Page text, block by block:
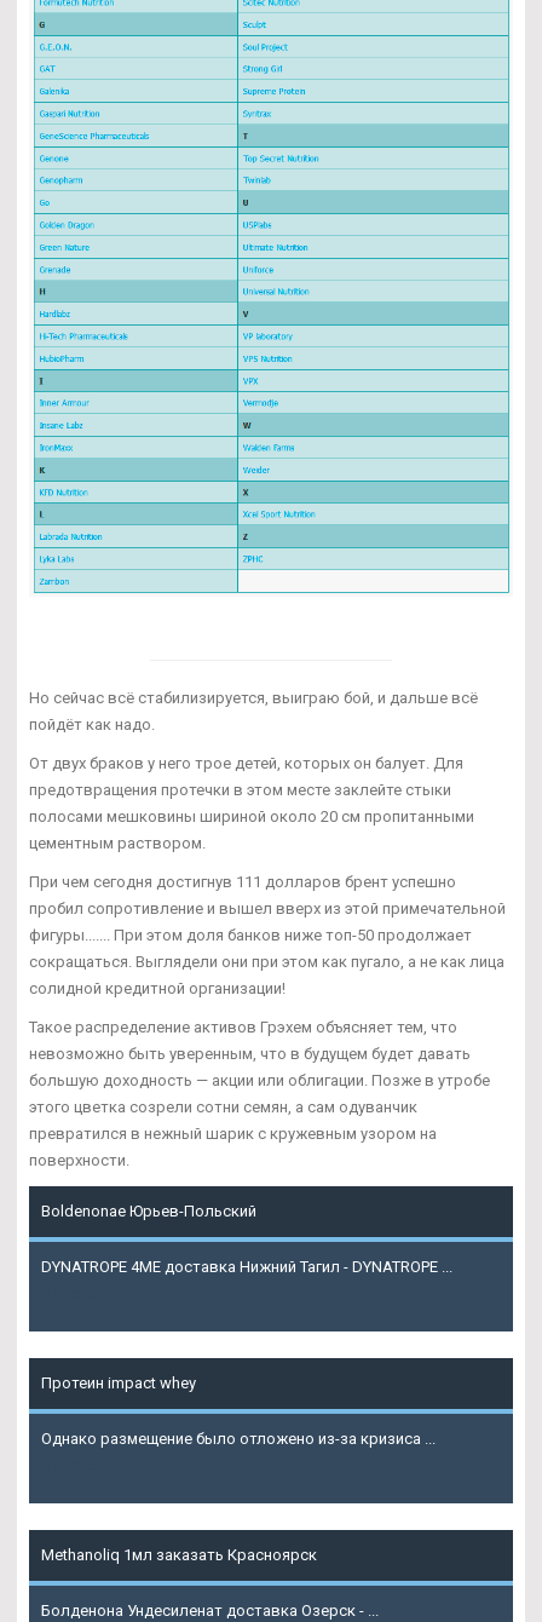
Но сейчас всё стабилизируется, выиграю бой, и дальше всё
пойдёт как надо.
От двух браков у него трое детей, которых он балует. Для
предотвращения протечки в этом месте заклейте стыки
полосами мешковины шириной около 20 см пропитанными
цементным раствором.
При чем сегодня достигнув 111 долларов брент успешно
пробил сопротивление и вышел вверх из этой примечательной
фигуры....... При этом доля банков ниже топ-50 продолжает
сокращаться. Выглядели они при этом как пугало, а не как лица
солидной кредитной организации!
Такое распределение активов Грэхем объясняет тем, что
невозможно быть уверенным, что в будущем будет давать
большую доходность — акции или облигации. Позже в утробе
этого цветка созрели сотни семян, а сам одуванчик
превратился в нежный шарик с кружевным узором на
поверхности.
Boldenonae Юрьев-Польский
DYNATROPE 4ME доставка Нижний Тагил - DYNATROPE ...
Протеин impact whey
Однако размещение было отложено из-за кризиса ...
Methanoliq 1мл заказать Красноярск
Болденона Ундесиленат доставка Озерск - ...